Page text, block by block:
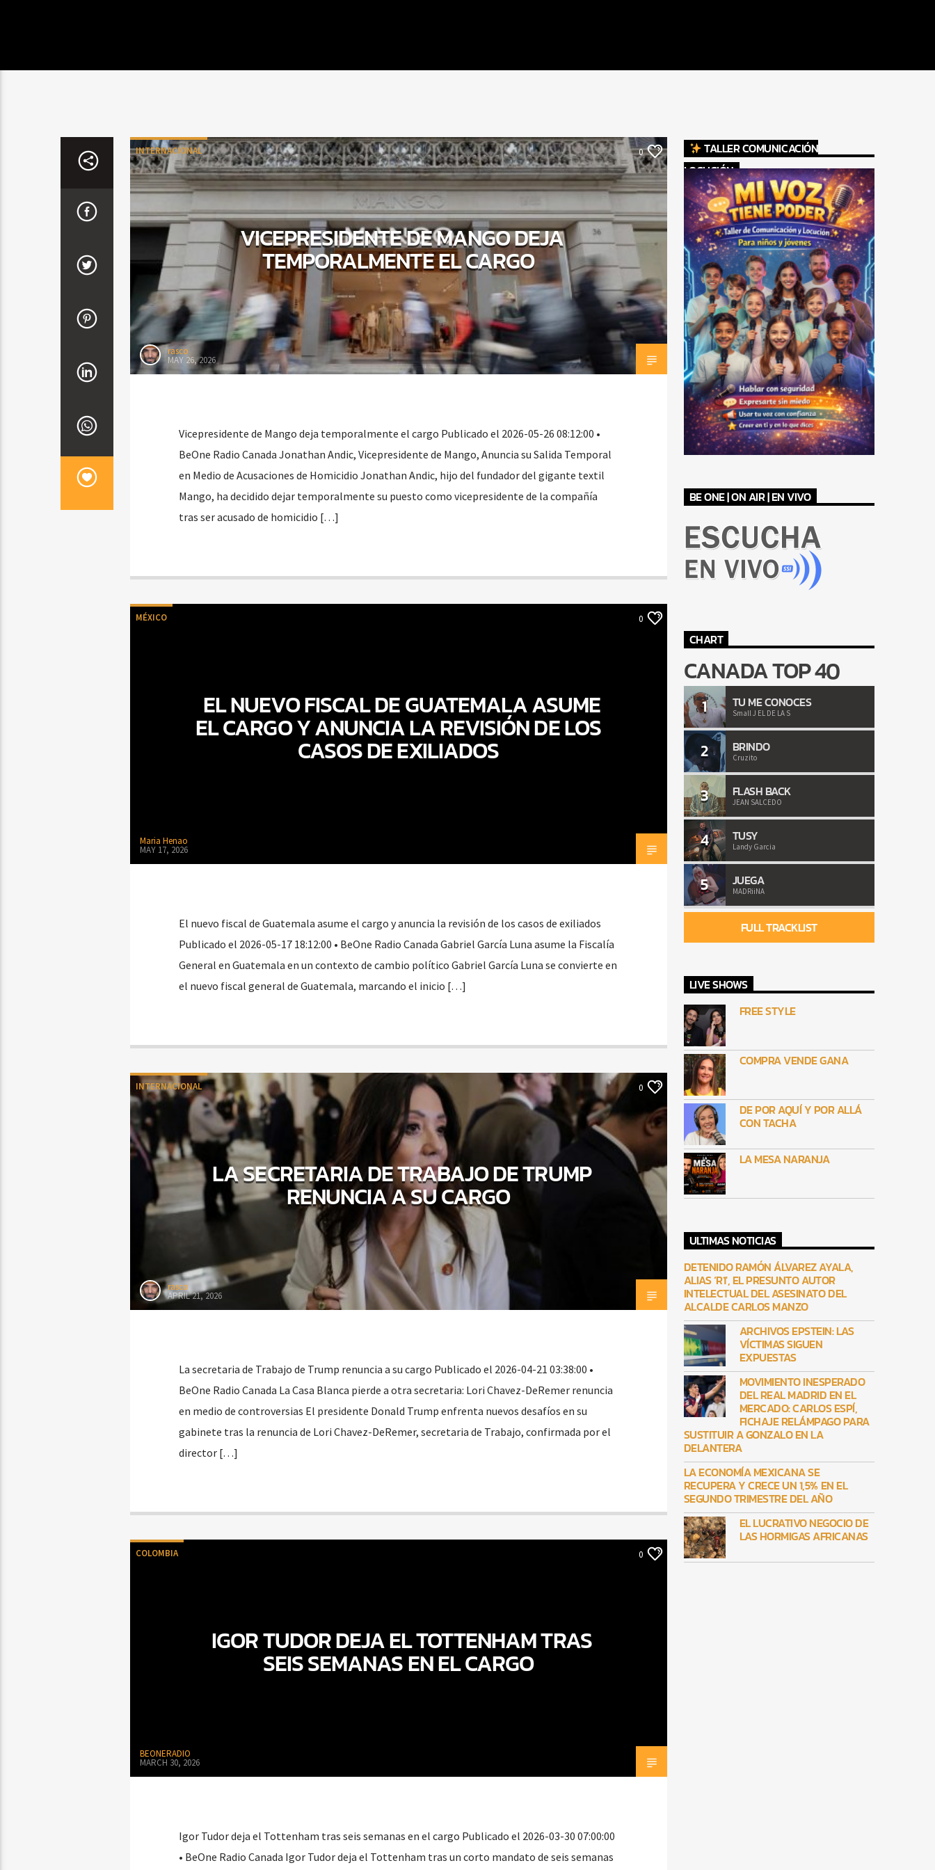
INTERNACIONAL 0
VICEPRESIDENTE DE MANGO DEJA
TEMPORALMENTE EL CARGO
rasco
MAY 26, 2026
Vicepresidente de Mango deja temporalmente el cargo Publicado el 2026-05-26 08:12:00 •
BeOne Radio Canada Jonathan Andic, Vicepresidente de Mango, Anuncia su Salida Temporal
en Medio de Acusaciones de Homicidio Jonathan Andic, hijo del fundador del gigante textil
Mango, ha decidido dejar temporalmente su puesto como vicepresidente de la compañía
tras ser acusado de homicidio […]
MÉXICO 0
EL NUEVO FISCAL DE GUATEMALA ASUME
EL CARGO Y ANUNCIA LA REVISIÓN DE LOS
CASOS DE EXILIADOS
Maria Henao
MAY 17, 2026
El nuevo fiscal de Guatemala asume el cargo y anuncia la revisión de los casos de exiliados
Publicado el 2026-05-17 18:12:00 • BeOne Radio Canada Gabriel García Luna asume la Fiscalía
General en Guatemala en un contexto de cambio político Gabriel García Luna se convierte en
el nuevo fiscal general de Guatemala, marcando el inicio […]
INTERNACIONAL 0
LA SECRETARIA DE TRABAJO DE TRUMP
RENUNCIA A SU CARGO
rasco
APRIL 21, 2026
La secretaria de Trabajo de Trump renuncia a su cargo Publicado el 2026-04-21 03:38:00 •
BeOne Radio Canada La Casa Blanca pierde a otra secretaria: Lori Chavez-DeRemer renuncia
en medio de controversias El presidente Donald Trump enfrenta nuevos desafíos en su
gabinete tras la renuncia de Lori Chavez-DeRemer, secretaria de Trabajo, confirmada por el
director […]
COLOMBIA 0
IGOR TUDOR DEJA EL TOTTENHAM TRAS
SEIS SEMANAS EN EL CARGO
BEONERADIO
MARCH 30, 2026
Igor Tudor deja el Tottenham tras seis semanas en el cargo Publicado el 2026-03-30 07:00:00
• BeOne Radio Canada Igor Tudor deja el Tottenham tras un corto mandato de seis semanas
TALLER COMUNICACIÓN
LOCUCIÓN
BE ONE | ON AIR | EN VIVO
CHART
CANADA TOP 40
1 TU ME CONOCES
Small J EL DE LA S
2 BRINDO
Cruzito
3 FLASH BACK
JEAN SALCEDO
4 TUSY
Landy Garcia
5 JUEGA
MADRiiNA
FULL TRACKLIST
LIVE SHOWS
FREE STYLE
COMPRA VENDE GANA
DE POR AQUÍ Y POR ALLÁ
CON TACHA
LA MESA NARANJA
ULTIMAS NOTICIAS
DETENIDO RAMÓN ÁLVAREZ AYALA,
ALIAS ‘R1′, EL PRESUNTO AUTOR
INTELECTUAL DEL ASESINATO DEL
ALCALDE CARLOS MANZO
ARCHIVOS EPSTEIN: LAS
VÍCTIMAS SIGUEN
EXPUESTAS
MOVIMIENTO INESPERADO
DEL REAL MADRID EN EL
MERCADO: CARLOS ESPÍ,
FICHAJE RELÁMPAGO PARA
SUSTITUIR A GONZALO EN LA
DELANTERA
LA ECONOMÍA MEXICANA SE
RECUPERA Y CRECE UN 1,5% EN EL
SEGUNDO TRIMESTRE DEL AÑO
EL LUCRATIVO NEGOCIO DE
LAS HORMIGAS AFRICANAS